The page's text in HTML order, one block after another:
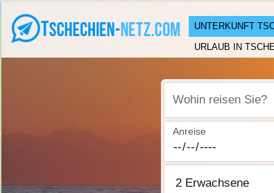
UNTERKUNFT
URLAUB IN
Wohin reisen Sie?
Anreise